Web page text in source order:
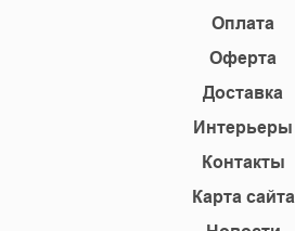
Оплата
Оферта
Доставка
Интерьеры
Контакты
Карта сайта